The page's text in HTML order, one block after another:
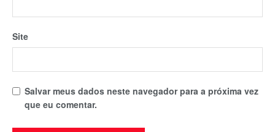
Site
Salvar meus dados neste navegador para a próxima vez
que eu comentar.